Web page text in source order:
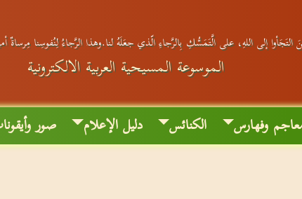
إلى اللهِ، على الَّتَمَسُّكِ بِالرَّجاءِ الّذي جعَلَهُ لنا.وهذا الرَّجاءُ لِنُفوسِنا مِرساةٌ
الموسوعة المسيحية العربية الالكترونية
وفهارس الكنائس دليل الإعلام صور